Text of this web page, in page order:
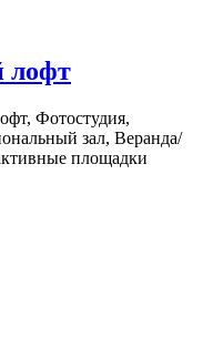
лофт
Фотостудия,
зал, Веранда/
площадки